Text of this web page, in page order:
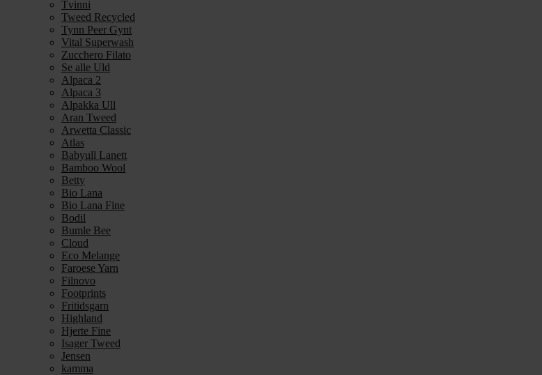
Tvinni
Tweed Recycled
Tynn Peer Gynt
Vital Superwash
Zucchero Filato
Se alle Uld
Alpaca 2
Alpaca 3
Alpakka Ull
Aran Tweed
Arwetta Classic
Atlas
Babyull Lanett
Bamboo Wool
Betty
Bio Lana
Bio Lana Fine
Bodil
Bumle Bee
Cloud
Eco Melange
Faroese Yarn
Filnovo
Footprints
Fritidsgarn
Highland
Hjerte Fine
Isager Tweed
Jensen
kamma